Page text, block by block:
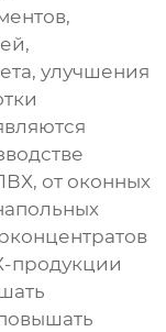
улучшения
от оконных
продукции